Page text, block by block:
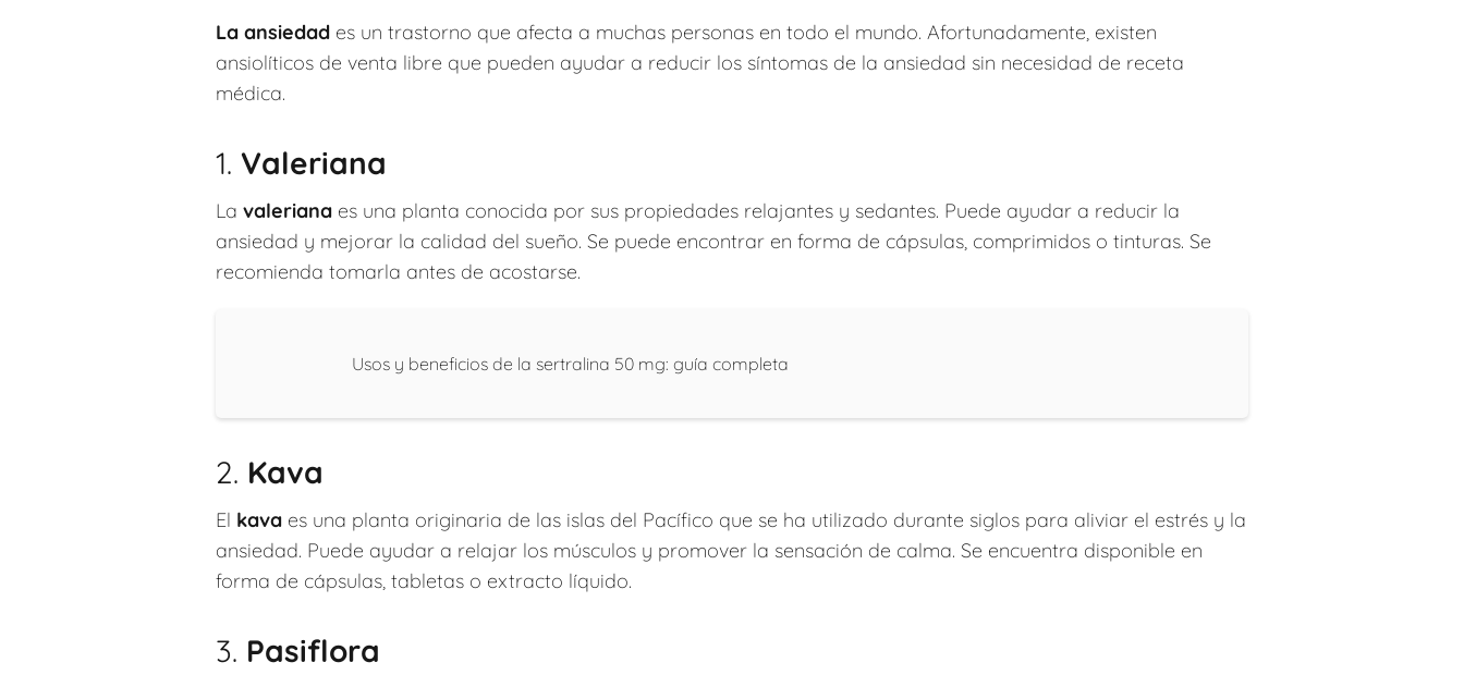
La ansiedad es un trastorno que afecta a muchas personas en todo el mundo. Afortunadamente, existen
ansiolíticos de venta libre que pueden ayudar a reducir los síntomas de la ansiedad sin necesidad de receta
médica.
1. Valeriana
La valeriana es una planta conocida por sus propiedades relajantes y sedantes. Puede ayudar a reducir la
ansiedad y mejorar la calidad del sueño. Se puede encontrar en forma de cápsulas, comprimidos o tinturas. Se
recomienda tomarla antes de acostarse.
Usos y beneficios de la sertralina 50 mg: guía completa
2. Kava
El kava es una planta originaria de las islas del Pacífico que se ha utilizado durante siglos para aliviar el estrés y la
ansiedad. Puede ayudar a relajar los músculos y promover la sensación de calma. Se encuentra disponible en
forma de cápsulas, tabletas o extracto líquido.
3. Pasiflora